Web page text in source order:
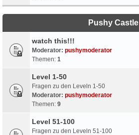
Pushy Castle
watch this!!!
Moderator: pushymoderator
Themen: 1
Level 1-50
Fragen zu den Leveln 1-50
Moderator: pushymoderator
Themen: 9
Level 51-100
Fragen zu den Leveln 51-100